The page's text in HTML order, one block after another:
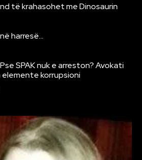
të krahasohet me Dinosaurin
harresë…
SPAK nuk e arreston? Avokati
korrupsioni